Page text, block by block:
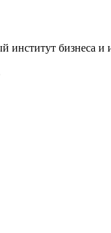
бизнеса и